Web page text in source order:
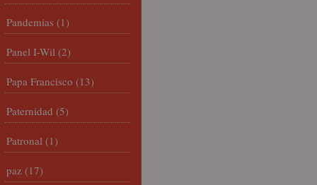
Pandemias (1)
Panel I-Wil (2)
Papa Francisco (13)
Paternidad (5)
Patronal (1)
paz (17)